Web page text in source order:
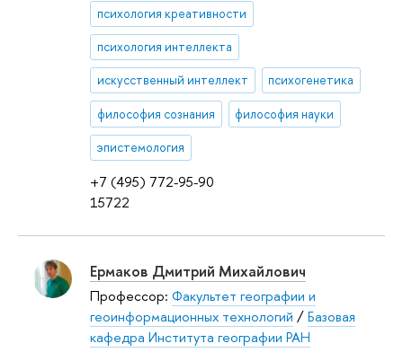
+7 (495) 772-95-90
15722
психология креативности
психология интеллекта
искусственный интеллект психогенетика
философия сознания философия науки
эпистемология
Ермаков Дмитрий Михайлович
Профессор: Факультет географии и
геоинформационных технологий /Базовая
кафедра Института географии РАН